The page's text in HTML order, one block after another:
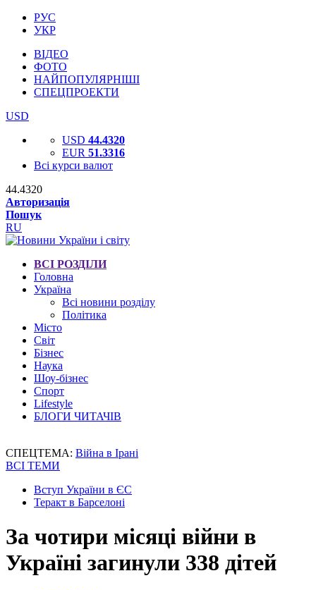
РУС
УКР
ВІДЕО
ФОТО
НАЙПОПУЛЯРНІШІ
СПЕЦПРОЕКТИ
USD
USD 44.4320
EUR 51.3316
Всі курси валют
44.4320
Авторизація
Пошук
RU
ВСІ РОЗДІЛИ
Головна
Україна
Всі новини розділу
Політика
Місто
Світ
Бізнес
Наука
Шоу-бізнес
Спорт
Lifestyle
БЛОГИ ЧИТАЧІВ
СПЕЦТЕМА: Війна в Ірані
ВСІ ТЕМИ
Вступ України в ЄС
Теракт в Барселоні
За чотири місяці війни в
Україні загинули 338 дітей